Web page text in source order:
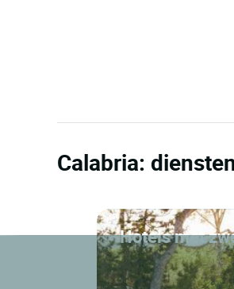
Calabria:
Hotels met